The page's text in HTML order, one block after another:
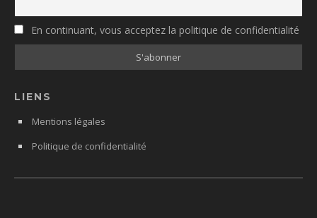
En continuant, vous acceptez la politique de confidentialité
LIENS
Mentions légales
Politique de confidentialité